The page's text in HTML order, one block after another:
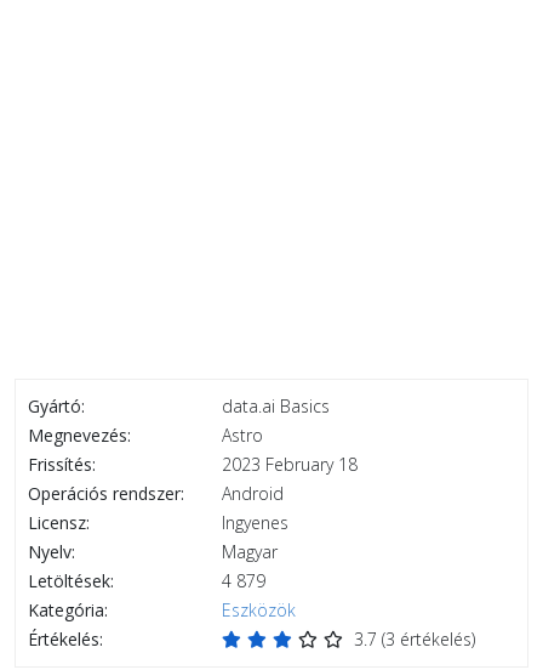
Gyártó:
data.ai Basics
Megnevezés:
Astro
Frissítés:
2023 February 18
Operációs rendszer:
Android
Licensz:
Ingyenes
Nyelv:
Magyar
Letöltések:
4 879
Kategória:
Eszközök
Értékelés:
3.7 (3 értékelés)